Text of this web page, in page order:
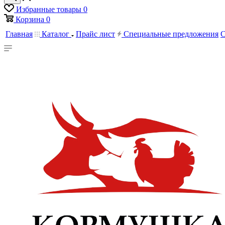
Избранные товары 0
Корзина 0
Главная
Каталог Прайс лист Специальные предложения